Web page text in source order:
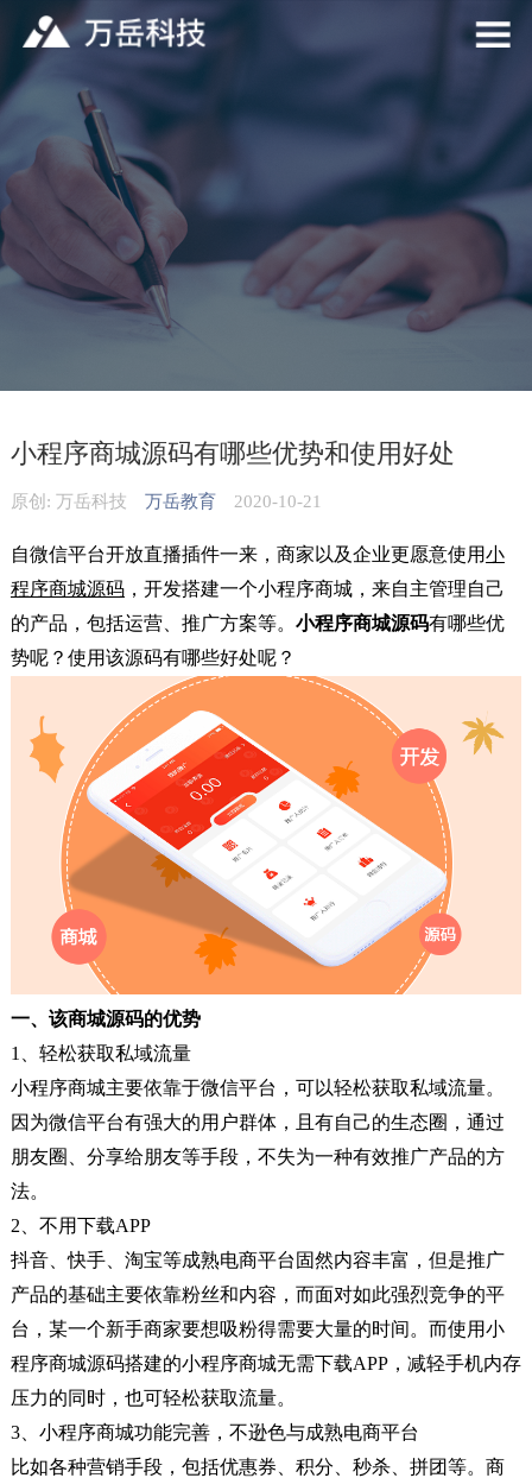
小程序商城源码有哪些优势和使用好处
原创: 万岳科技 万岳教育2020-10-21
自微信平台开放直播插件一来，商家以及企业更愿意使用小
程序商城源码，开发搭建一个小程序商城，来自主管理自己
的产品，包括运营、推广方案等。 小程序商城源码有哪些优
势呢？使用该源码有哪些好处呢？
一、 该商城源码的优势
1、轻松获取私域流量
小程序商城主要依靠于微信平台，可以轻松获取私域流量。
因为微信平台有强大的用户群体，且有自己的生态圈，通过
朋友圈、分享给朋友等手段，不失为一种有效推广产品的方
法。
2、不用下载APP
抖音、快手、淘宝等成熟电商平台固然内容丰富，但是推广
产品的基础主要依靠粉丝和内容，而面对如此强烈竞争的平
台，某一个新手商家要想吸粉得需要大量的时间。而使用小
程序商城源码搭建的小程序商城无需下载APP，减轻手机内存
压力的同时，也可轻松获取流量。
3、小程序商城功能完善，不逊色与成熟电商平台
比如各种营销手段，包括优惠券、积分、秒杀、拼团等。商